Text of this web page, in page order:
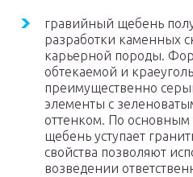
гравийный щебень
разработки каменных
карьерной породы.
обтекаемой и
преимущественно
элементы с
оттенком. По
щебень уступает
свойства позволяют
возведении